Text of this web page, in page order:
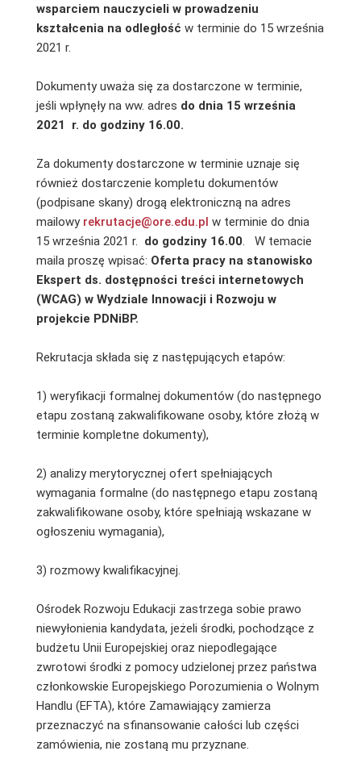
wsparciem nauczycieli w prowadzeniu
kształcenia na odległość w terminie do 15 września
2021 r.
Dokumenty uważa się za dostarczone w terminie,
jeśli wpłynęły na ww. adres do dnia 15 września
2021
r. do godziny 16.00.
Za dokumenty dostarczone w terminie uznaje się
również dostarczenie kompletu dokumentów
(podpisane skany) drogą elektroniczną na adres
mailowy rekrutacje@ore.edu.pl w terminie do dnia
15 września 2021 r. do godziny 16.00. W temacie
maila proszę wpisać: Oferta pracy na stanowisko
Ekspert ds. dostępności treści internetowych
(WCAG) w Wydziale Innowacji i Rozwoju w
projekcie PDNiBP.
Rekrutacja składa się z następujących etapów:
1) weryfikacji formalnej dokumentów (do następnego
etapu zostaną zakwalifikowane osoby, które złożą w
terminie kompletne dokumenty),
2) analizy merytorycznej ofert spełniających
wymagania formalne (do następnego etapu zostaną
zakwalifikowane osoby, które spełniają wskazane w
ogłoszeniu wymagania),
3) rozmowy kwalifikacyjnej.
Ośrodek Rozwoju Edukacji zastrzega sobie prawo
niewyłonienia kandydata, jeżeli środki, pochodzące z
budżetu Unii Europejskiej oraz niepodlegające
zwrotowi środki z pomocy udzielonej przez państwa
członkowskie Europejskiego Porozumienia o Wolnym
Handlu (EFTA), które Zamawiający zamierza
przeznaczyć na sfinansowanie całości lub części
zamówienia, nie zostaną mu przyznane.